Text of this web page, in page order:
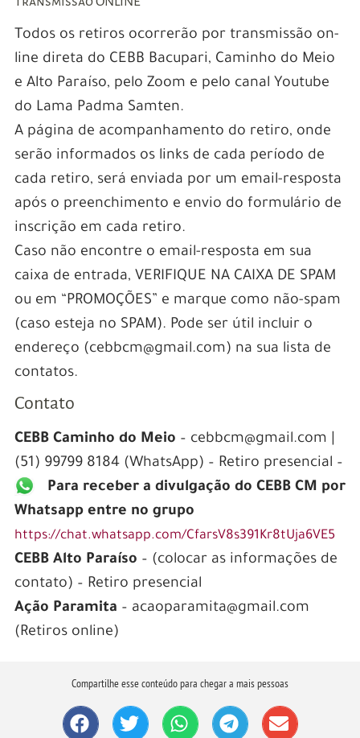
Todos os retiros ocorrerão por transmissão on-
line direta do CEBB Bacupari, Caminho do Meio
e Alto Paraíso, pelo Zoom e pelo canal Youtube
do Lama Padma Samten.
A página de acompanhamento do retiro, onde
serão informados os links de cada período de
cada retiro, será enviada por um email-resposta
após o preenchimento e envio do formulário de
inscrição em cada retiro.
Caso não encontre o email-resposta em sua
caixa de entrada, VERIFIQUE NA CAIXA DE SPAM
ou em “PROMOÇÕES” e marque como não-spam
(caso esteja no SPAM). Pode ser útil incluir o
endereço (cebbcm@gmail.com) na sua lista de
contatos.
Contato
CEBB Caminho do Meio – cebbcm@gmail.com |
(51) 99799 8184 (WhatsApp) – Retiro presencial –
Para receber a divulgação do CEBB CM por
Whatsapp entre no grupo
https://chat.whatsapp.com/CfarsV8s391Kr8tUja6VE5
CEBB Alto Paraíso – (colocar as informações de
contato) – Retiro presencial
Ação Paramita – acaoparamita@gmail.com
(Retiros online)
Compartilhe esse conteúdo para chegar a mais pessoas